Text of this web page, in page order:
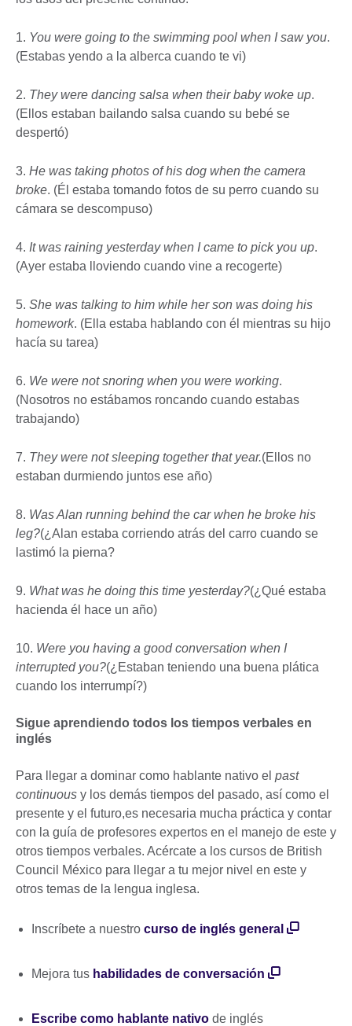
1. You were going to the swimming pool when I saw you.
(Estabas yendo a la alberca cuando te vi)
2. They were dancing salsa when their baby woke up.
(Ellos estaban bailando salsa cuando su bebé se
despertó)
3. He was taking photos of his dog when the camera
broke. (Él estaba tomando fotos de su perro cuando su
cámara se descompuso)
4. It was raining yesterday when I came to pick you up.
(Ayer estaba lloviendo cuando vine a recogerte)
5. She was talking to him while her son was doing his
homework. (Ella estaba hablando con él mientras su hijo
hacía su tarea)
6. We were not snoring when you were working.
(Nosotros no estábamos roncando cuando estabas
trabajando)
7. They were not sleeping together that year.(Ellos no
estaban durmiendo juntos ese año)
8. Was Alan running behind the car when he broke his
leg?(¿Alan estaba corriendo atrás del carro cuando se
lastimó la pierna?
9. What was he doing this time yesterday?(¿Qué estaba
hacienda él hace un año)
10. Were you having a good conversation when I
interrupted you?(¿Estaban teniendo una buena plática
cuando los interrumpí?)
Sigue aprendiendo todos los tiempos verbales en
inglés
Para llegar a dominar como hablante nativo el past
continuous y los demás tiempos del pasado, así como el
presente y el futuro,es necesaria mucha práctica y contar
con la guía de profesores expertos en el manejo de este y
otros tiempos verbales. Acércate a los cursos de British
Council México para llegar a tu mejor nivel en este y
otros temas de la lengua inglesa.
Inscríbete a nuestro curso de inglés general
Mejora tus habilidades de conversación
Escribe como hablante nativo de inglés